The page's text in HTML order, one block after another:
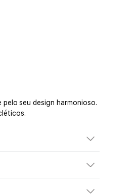
seu design harmonioso.